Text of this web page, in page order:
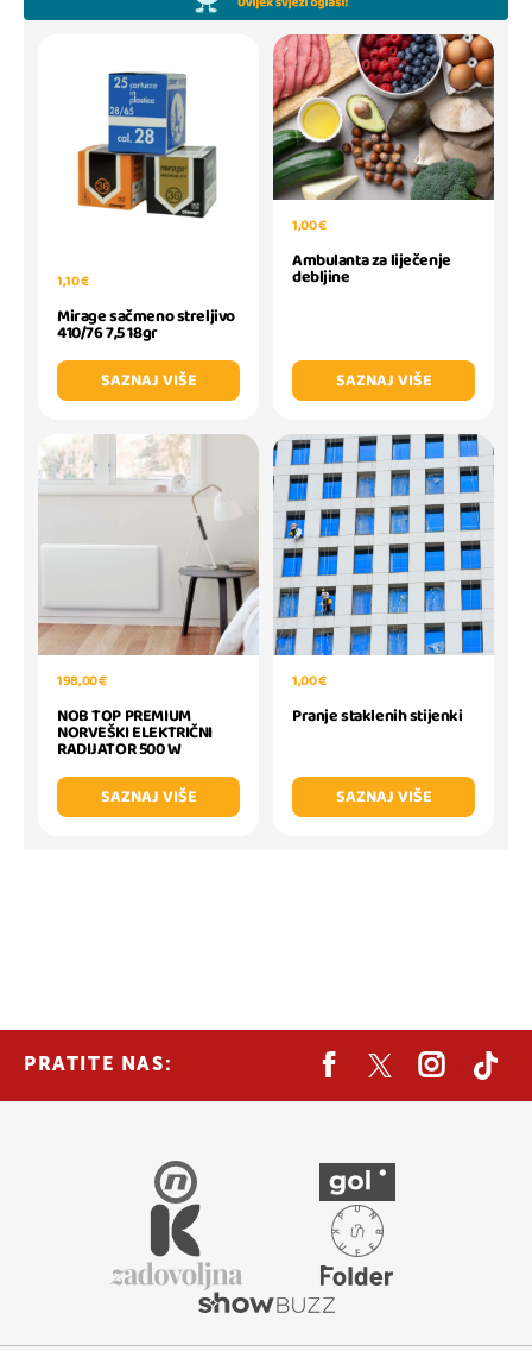
1,10 €
Mirage sačmeno streljivo
410/76 7,5 18gr
SAZNAJ VIŠE
1,00 €
Ambulanta za liječenje
debljine
SAZNAJ VIŠE
198,00 €
NOB TOP PREMIUM
NORVEŠKI ELEKTRIČNI
RADIJATOR 500 W
SAZNAJ VIŠE
1,00 €
Pranje staklenih stijenki
SAZNAJ VIŠE
PRATITE NAS: